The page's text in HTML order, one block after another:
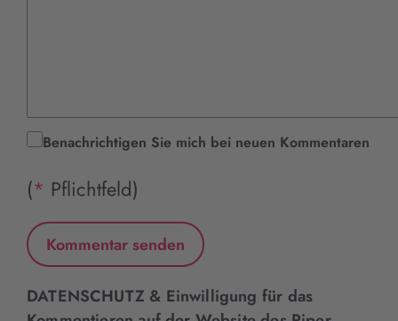
Benachrichtigen Sie mich bei neuen Kommentaren
(* Pflichtfeld)
DATENSCHUTZ & Einwilligung für das